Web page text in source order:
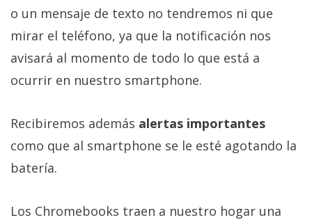
o un mensaje de texto no tendremos ni que
mirar el teléfono, ya que la notificación nos
avisará al momento de todo lo que está a
ocurrir en nuestro smartphone.
Recibiremos además alertas importantes
como que al smartphone se le esté agotando la
batería.
Los Chromebooks traen a nuestro hogar una